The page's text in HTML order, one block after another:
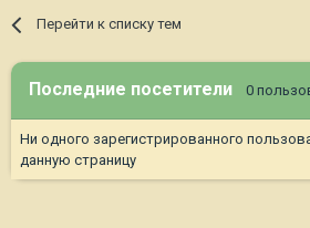
Перейти к списку тем
Последние посетители 0
Ни одного зарегистрированного
данную страницу